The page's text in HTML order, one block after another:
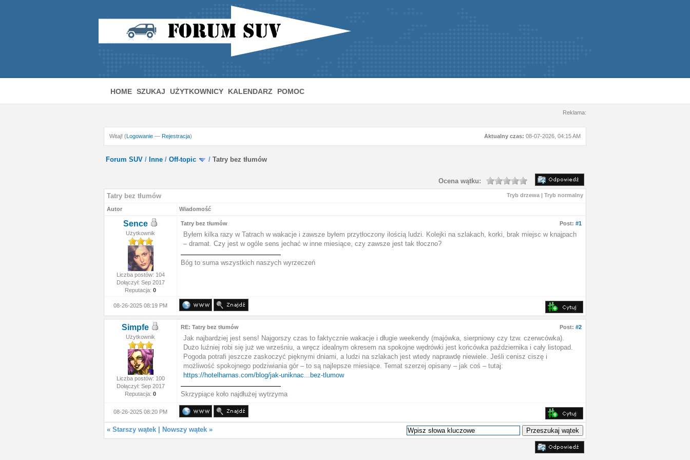
HOME SZUKAJ UŻYTKOWNICY KALENDARZ POMOC
Reklama:
Aktualny czas: 08-07-2026, 04:15 AM
Witaj! (Logowanie— Rejestracja)
Forum SUV/ Inne/ Off-topic / Tatry bez tłumów
Ocena wątku:
Tryb drzewa| Tryb normalny
Tatry bez tłumów
Autor Wiadomość
Sence
Użytkownik
Liczba postów: 104
Dołączył: Sep 2017
Reputacja:0
Post: #1
Tatry bez tłumów
Byłem kilka razy w Tatrach w wakacje i zawsze byłem przytłoczony ilością ludzi. Kolejki na szlakach, korki, brak miejsc w knajpach
– dramat. Czy jest w ogóle sens jechać w inne miesiące, czy zawsze jest tak tłoczno?
Bóg to suma wszystkich naszych wyrzeczeń
08-26-2025 08:19 PM
Simpfe
Użytkownik
Liczba postów: 100
Dołączył: Sep 2017
Reputacja:0
Post: #2
RE: Tatry bez tłumów
Jak najbardziej jest sens! Najgorszy czas to faktycznie wakacje i długie weekendy (majówka, sierpniowy czy tzw. czerwcówka).
Dużo luźniej robi się już we wrześniu, a wręcz idealnym okresem na spokojne wędrówki jest końcówka października i cały listopad.
Pogoda potrafi jeszcze zaskoczyć pięknymi dniami, a ludzi na szlakach jest wtedy naprawdę niewiele. Jeśli cenisz ciszę i
możliwość spokojnego podziwiania gór – to są najlepsze miesiące. Temat szerzej opisany – jak coś – tutaj:
https://hotelharnas.com/blog/jak-uniknac...bez-tlumow
Skrzypiące koło najdłużej wytrzyma
08-26-2025 08:20 PM
« Starszy wątek| Nowszy wątek»